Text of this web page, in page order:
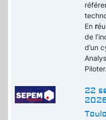
En r
de
d’un
Piloter.
22